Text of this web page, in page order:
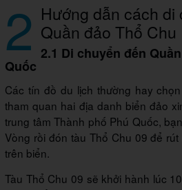
2 Hướng dẫn cách di
Quần đảo Thổ Chu
2.1 Di chuyển đến
Quốc
Các tín đồ du lịch thường hay
tham quan hai địa danh biển đảo
trung tâm Thành phố Phú Quốc,
Vòng rồi đón tàu Thổ Chu 09 để
trên biển.
Tàu Thổ Chu 09 sẽ khởi hành lúc